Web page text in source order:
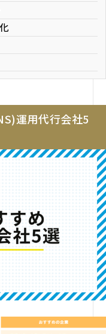
運用代行会社5